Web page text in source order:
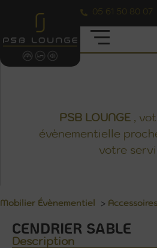
05 61 50 80 07
PSB LOUNGE,
évènementielle
votre
Mobilier Évènementiel > Accessoires
CENDRIER SABLE
Description